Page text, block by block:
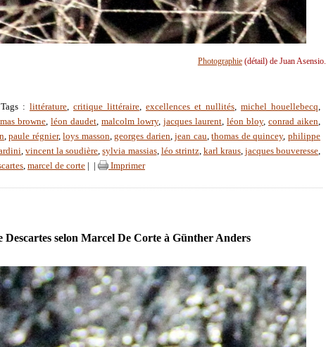
Photographie(détail) de Juan Asensio.
: littérature, critique littéraire, excellences et nullités, michel houellebecq,
browne, léon daudet, malcolm lowry, jacques laurent, léon bloy, conrad aiken,
,paule régnier,loys masson,georges darien,jean cau,thomas de quincey, philippe
,vincent la soudière,sylvia massias, léo strintz, karl kraus, jacques bouveresse,
, marcel de corte Imprimer
Descartes selon Marcel De Corte à Günther Anders